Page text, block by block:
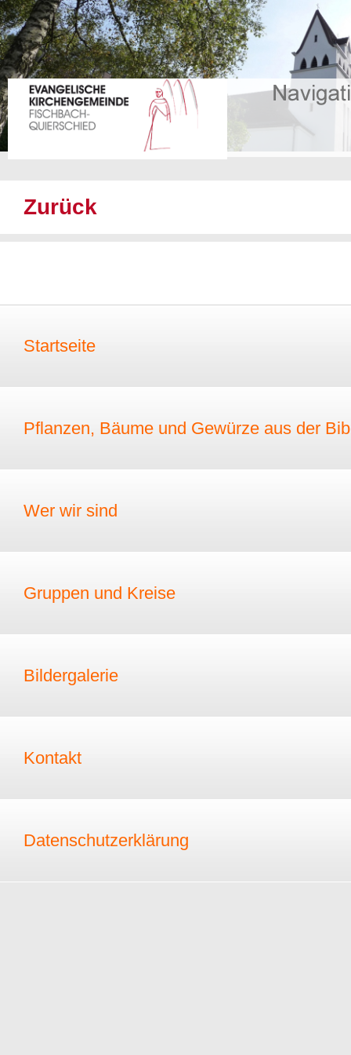
Zurück
Startseite
Pflanzen, Bäume und Gewürze aus der
Wer wir sind
Gruppen und Kreise
Bildergalerie
Kontakt
Datenschutzerklärung